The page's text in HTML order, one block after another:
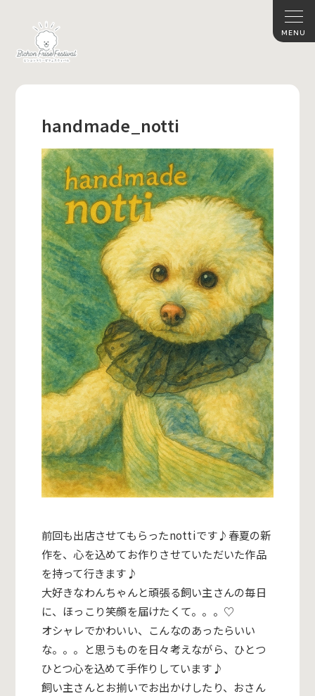
handmade_notti
前回も出店させてもらったnottiです♪春夏の新
作を、心を込めてお作りさせていただいた作品
を持って行きます♪
大好きなわんちゃんと頑張る飼い主さんの毎日
に、 ほっこり笑顔を届けたくて。。。♡
オシャレでかわいい、こんなのあったらいい
な。。。 と思うものを日々考えながら、 ひとつ
ひとつ心を込めて手作りしています♪
飼い主さんとお揃いでお出かけしたり、 おさん